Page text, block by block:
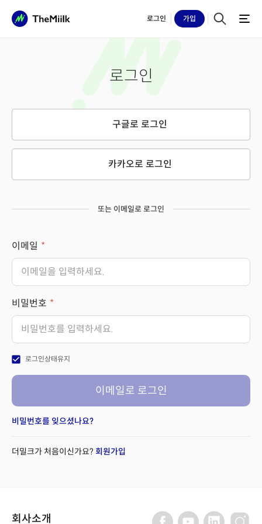
로그인 가입
로그인
구글로 로그인
카카오로 로그인
또는 이메일로 로그인
이메일
비밀번호
check_box 로그인상태유지
이메일로 로그인
비밀번호를 잊으셨나요?
더밀크가 처음이신가요? 회원가입
회사소개